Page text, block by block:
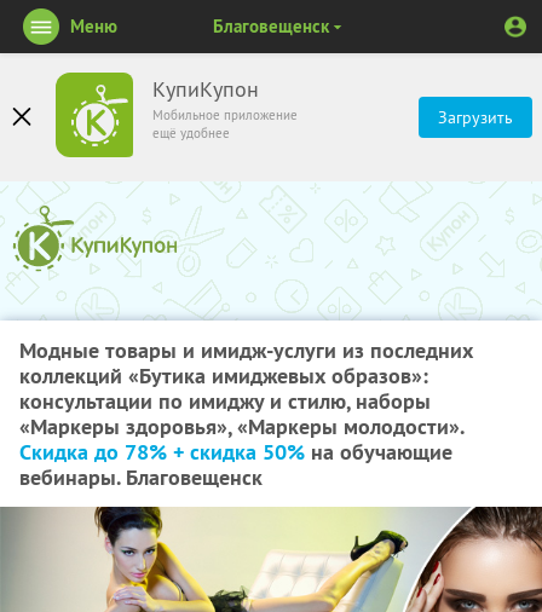
КупиКупон
Мобильное приложение
ещё удобнее
Загрузить
Меню Благовещенск
Модные товары и имидж-услуги из последних
коллекций «Бутика имиджевых образов»:
консультации по имиджу и стилю, наборы
«Маркеры здоровья», «Маркеры молодости».
Скидка до 78% + скидка 50% на обучающие
вебинары. Благовещенск